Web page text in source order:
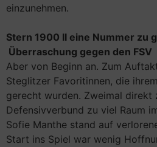
einzunehmen.
Stern 1900 II eine Nummer zu
Überraschung gegen den FSV
Aber von Beginn an. Zum
Steglitzer Favoritinnen, die
gerecht wurden. Zweimal direkt
Defensivverbund zu viel Raum
Sofie Manthe stand auf
Start ins Spiel war wenig